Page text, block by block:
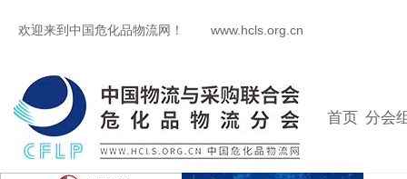
欢迎来到中国危化品物流网！ www.hcls.org.cn
首页 分会